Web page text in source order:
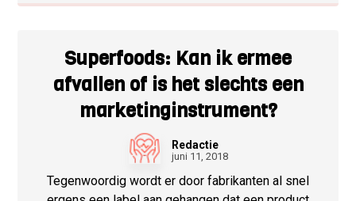
Superfoods: Kan ik ermee
afvallen of is het slechts een
marketinginstrument?
Redactie
juni 11, 2018
Tegenwoordig wordt er door fabrikanten al snel